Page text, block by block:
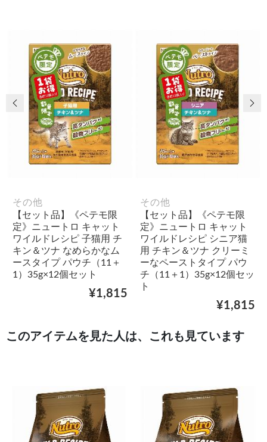
その他
【セット品】《ペテモ限
定》ニュートロ キャット
ワイルドレシピ 子猫用 チ
キン＆ツナ なめらかなム
ースタイプ パウチ（11＋
1）35g×12個セット
¥1,815
その他
【セット品】《ペテモ限
定》ニュートロ キャット
ワイルドレシピ シニア猫
用 チキン＆ツナ クリーミ
ーなペーストタイプ パウ
チ（11＋1）35g×12個セッ
ト
¥1,815
前の画像 次
このアイテムを見た人は、これも見ています